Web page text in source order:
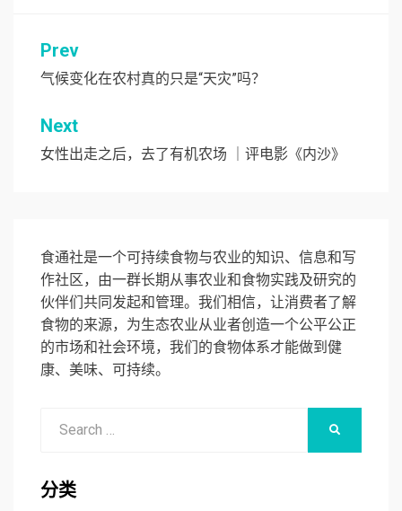
文
章
导
航
Prev
气候变化在农村真的只是“天灾”吗？
Next
女性出走之后，去了有机农场 ｜评电影《内沙》
食通社是一个可持续食物与农业的知识、信息和写
作社区，由一群长期从事农业和食物实践及研究的
伙伴们共同发起和管理。我们相信，让消费者了解
食物的来源，为生态农业从业者创造一个公平公正
的市场和社会环境，我们的食物体系才能做到健
康、美味、可持续。
分类